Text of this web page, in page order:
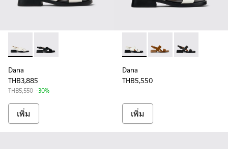
Dana - K201600-004 - รองเท้ารัดส้นหนังสีขาวสําหรับผู้หญิง
Dana - K201600-002 - รองเท้ารัดส้นหนังสีดําสําหรับ
Dana
THB3,885
THB5,550 -30%
เพิ่ม
Dana - K201486-007 - รอ
Dana - K201486-
Dana -
Dana
THB5,550
เพิ่ม